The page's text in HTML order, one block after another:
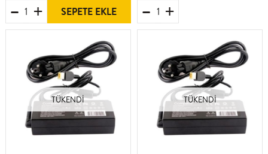
SEPETE EKLE
TÜKENDI TÜKENDI